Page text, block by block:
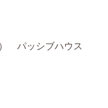
パッシブハウス